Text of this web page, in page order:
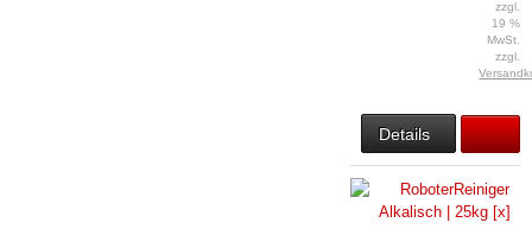
zzgl.
19 %
MwSt.
zzgl.
Details